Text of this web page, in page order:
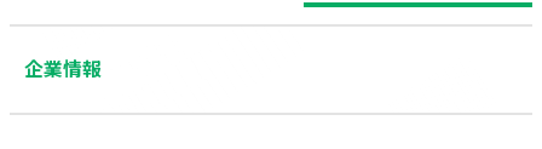
企業情報